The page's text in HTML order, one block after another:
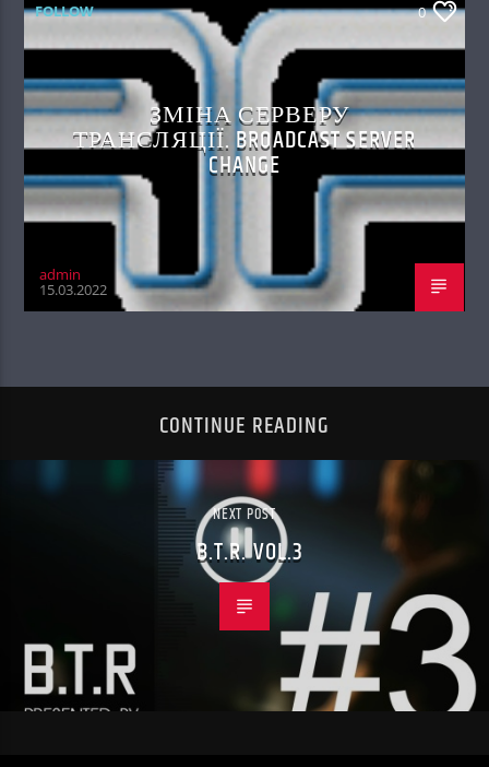
FOLLOW 0
ЗМІНА СЕРВЕРУ
ТРАНСЛЯЦІЇ. BROADCAST SERVER
CHANGE
admin
15.03.2022
CONTINUE READING
NEXT POST
B.T.R. VOL.3